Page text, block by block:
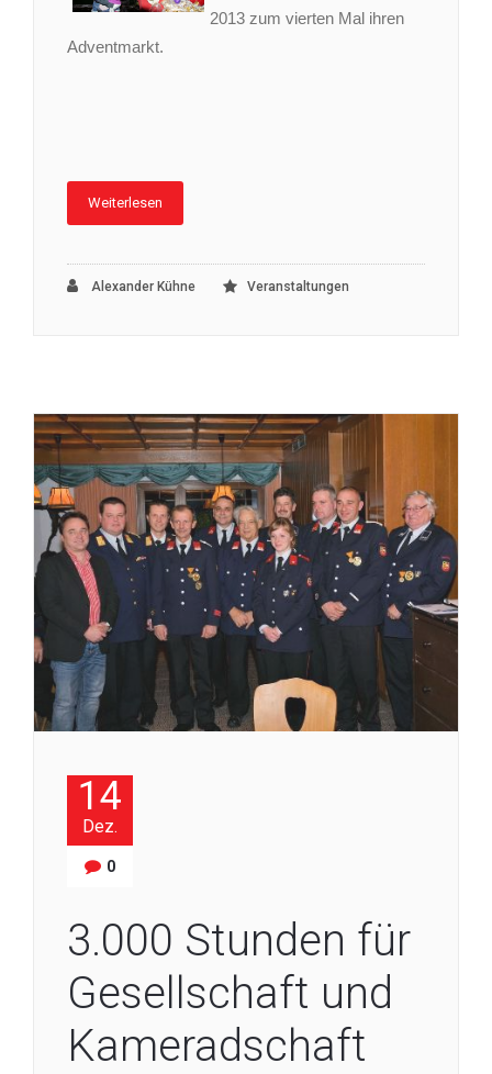
2013 zum vierten Mal ihren
Adventmarkt.
Weiterlesen
Alexander Kühne Veranstaltungen
14
Dez.
0
3.000 Stunden für
Gesellschaft und
Kameradschaft